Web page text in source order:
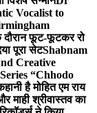
Vocalist to
दौरान फूट-फूटकर रो
पूरा सेटShabnam
Creative
“Chhodo
है मोहित एम राय
माही श्रीवास्तव का